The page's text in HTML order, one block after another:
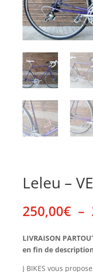
Leleu –
250,00€ –
LIVRAISON
en fin de
J BIKES vous